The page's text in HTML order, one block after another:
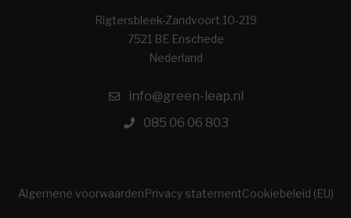
Rigtersbleek-Zandvoort 10-219
7521 BE Enschede
Nederland
info@green-leap.nl
085 06 06 803
Algemene voorwaardenPrivacy statementCookiebeleid (EU)